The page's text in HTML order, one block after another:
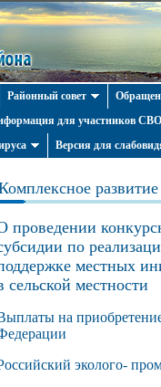
Районный совет
для участников СВО
Версия для
проведении
по
местных
сельской местности
на
эколого-